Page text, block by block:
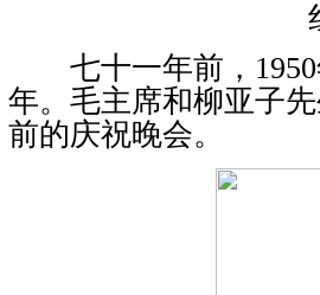
七十一年前，1950
年。毛主席和柳亚子
前的庆祝晚会。